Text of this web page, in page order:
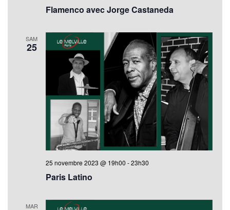
Flamenco avec Jorge Castaneda
SAM
25
Paris Latino
25 novembre 2023 @ 19h00 -23h30
MAR